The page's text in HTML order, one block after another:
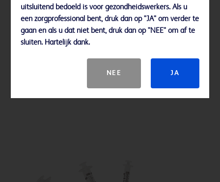
uitsluitend bedoeld is voor gezondheidswerkers. Als u
een zorgprofessional bent, druk dan op "JA" om verder te
gaan en als u dat niet bent, druk dan op "NEE" om af te
sluiten. Hartelijk dank.
NEE JA